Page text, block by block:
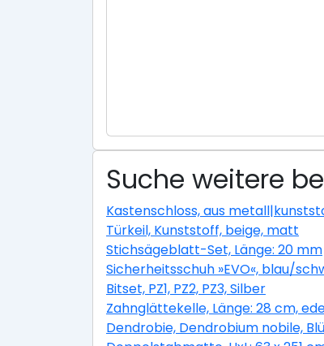
Suche weitere
Kastenschloss, aus
Türkeil, Kunststoff, beige, matt
Stichsägeblatt-Set, Länge: 20 mm
Sicherheitsschuh »EVO«, blau/
Bitset, PZ1, PZ2, PZ3, Silber
Zahnglättekelle, Länge: 28 cm,
Dendrobie, Dendrobium nobile,